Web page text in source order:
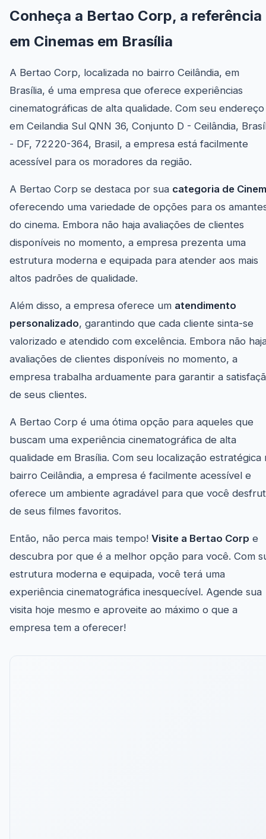
Conheça a Bertao Corp, a referência
em Cinemas em Brasília
A Bertao Corp, localizada no bairro Ceilândia, em
Brasília, é uma empresa que oferece experiências
cinematográficas de alta qualidade. Com seu endereço
em Ceilandia Sul QNN 36, Conjunto D - Ceilândia,
- DF, 72220-364, Brasil, a empresa está facilmente
acessível para os moradores da região.
A Bertao Corp se destaca por sua categoria de
oferecendo uma variedade de opções para os
do cinema. Embora não haja avaliações de clientes
disponíveis no momento, a empresa prezenta uma
estrutura moderna e equipada para atender aos mais
altos padrões de qualidade.
Além disso, a empresa oferece um atendimento
personalizado, garantindo que cada cliente sinta-se
valorizado e atendido com excelência. Embora não
avaliações de clientes disponíveis no momento, a
empresa trabalha arduamente para garantir a
de seus clientes.
A Bertao Corp é uma ótima opção para aqueles que
buscam uma experiência cinematográfica de alta
qualidade em Brasília. Com seu localização estratégica
bairro Ceilândia, a empresa é facilmente acessível e
oferece um ambiente agradável para que você
de seus filmes favoritos.
Então, não perca mais tempo! Visite a Bertao Corp e
descubra por que é a melhor opção para você. Com
estrutura moderna e equipada, você terá uma
experiência cinematográfica inesquecível. Agende sua
visita hoje mesmo e aproveite ao máximo o que a
empresa tem a oferecer!